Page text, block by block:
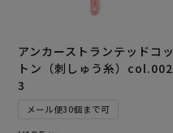
アンカーストランテッドコッ
トン（刺しゅう糸）col.002
3
メール便30個まで可